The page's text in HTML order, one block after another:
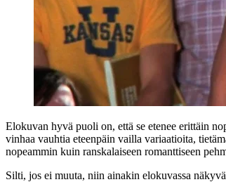
Elokuvan hyvä puoli on, että se etenee erittäin
vinhaa vauhtia eteenpäin vailla variaatioita,
nopeammin kuin ranskalaiseen romanttiseen
Silti, jos ei muuta, niin ainakin elokuvassa